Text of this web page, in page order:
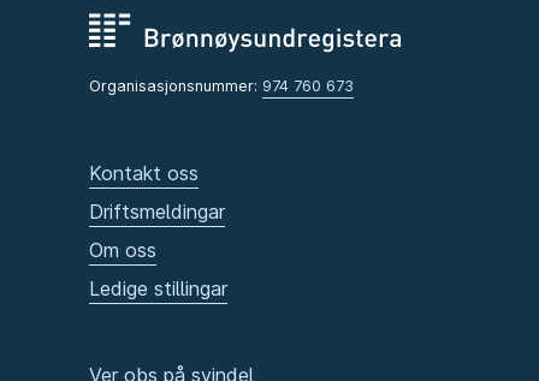
Organisasjonsnummer: 974 760 673
Kontakt oss
Driftsmeldingar
Om oss
Ledige stillingar
Ver obs på svindel